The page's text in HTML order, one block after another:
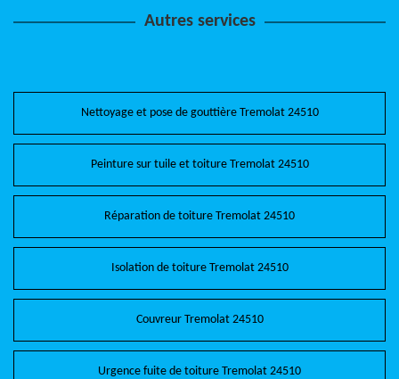
Autres services
Nettoyage et pose de gouttière Tremolat 24510
Peinture sur tuile et toiture Tremolat 24510
Réparation de toiture Tremolat 24510
Isolation de toiture Tremolat 24510
Couvreur Tremolat 24510
Urgence fuite de toiture Tremolat 24510